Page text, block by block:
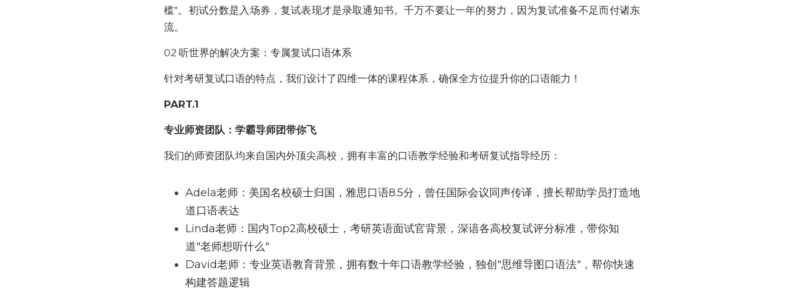
槛"。初试分数是入场券，复试表现才是录取通知书。千万不要让一年的努力，因为复试准备不足而付诸东
流。
02 听世界的解决方案：专属复试口语体系
针对考研复试口语的特点，我们设计了四维一体的课程体系，确保全方位提升你的口语能力！
PART.1
专业师资团队：学霸导师团带你飞
我们的师资团队均来自国内外顶尖高校，拥有丰富的口语教学经验和考研复试指导经历：
Adela老师：美国名校硕士归国，雅思口语8.5分，曾任国际会议同声传译，擅长帮助学员打造地
道口语表达
Linda老师：国内Top2高校硕士，考研英语面试官背景，深谙各高校复试评分标准，带你知
道"老师想听什么"
David老师：专业英语教育背景，拥有数十年口语教学经验，独创"思维导图口语法"，帮你快速
构建答题逻辑